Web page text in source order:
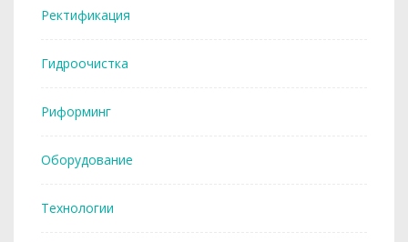
Ректификация
Гидроочистка
Риформинг
Оборудование
Технологии